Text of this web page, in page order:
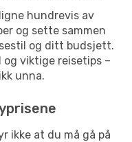
hundrevis av
og sette sammen
og ditt budsjett.
viktige reisetips –
unna.
ikke at du må gå på